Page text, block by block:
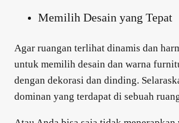
Memilih Desain yang Tepat
Agar ruangan terlihat dinamis dan
untuk memilih desain dan warna
dengan dekorasi dan dinding.
dominan yang terdapat di sebuah